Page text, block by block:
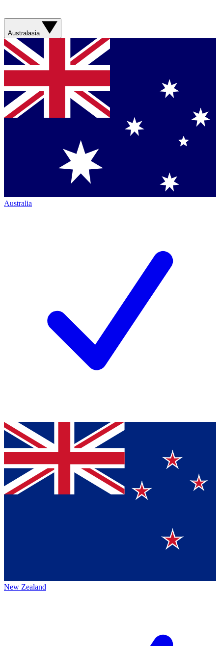
Australasia
Australia
New Zealand